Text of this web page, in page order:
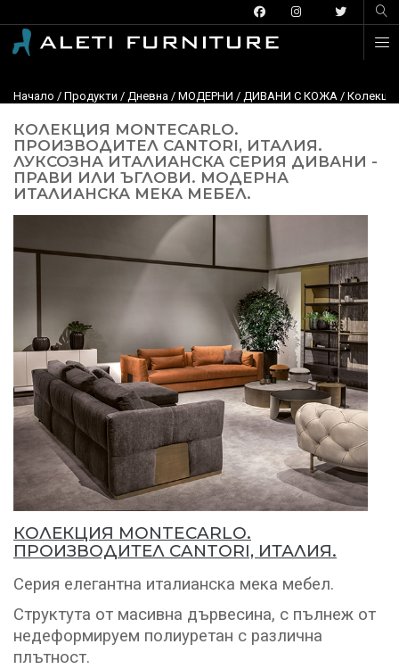
Начало / Продукти / Дневна / МОДЕРНИ / ДИВАНИ С КОЖА /
КОЛЕКЦИЯ MONTECARLO.
ПРОИЗВОДИТЕЛ CANTORI, ИТАЛИЯ.
ЛУКСОЗНА ИТАЛИАНСКА СЕРИЯ ДИВАНИ -
ПРАВИ ИЛИ ЪГЛОВИ. МОДЕРНА
ИТАЛИАНСКА МЕКА МЕБЕЛ.
КОЛЕКЦИЯ MONTECARLO.
ПРОИЗВОДИТЕЛ CANTORI, ИТАЛИЯ.
Серия елегантна италианска мека мебел.
Структута от масивна дървесина, с пълнеж от
недеформируем полиуретан с различна
плътност.